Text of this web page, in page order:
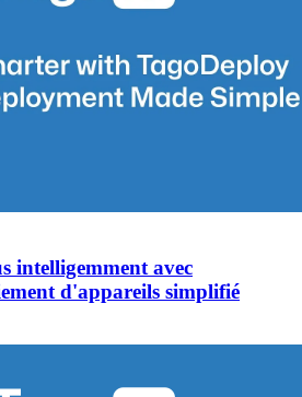
intelligemment avec
d'appareils simplifié